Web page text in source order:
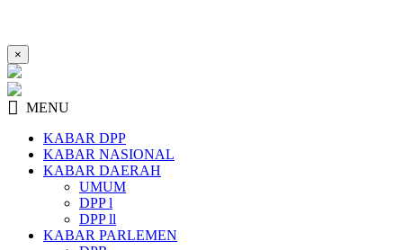
×
MENU
KABAR DPP
KABAR NASIONAL
KABAR DAERAH
UMUM
DPP l
DPP ll
KABAR PARLEMEN